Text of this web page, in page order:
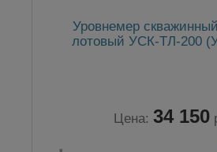
Уровнемер
лотовый УСК-ТЛ-200
Цена: 34 150